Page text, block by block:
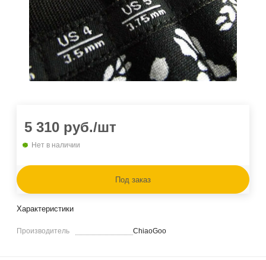
5 310 руб./шт
Нет в наличии
Под заказ
Характеристики
Производитель ChiaoGoo